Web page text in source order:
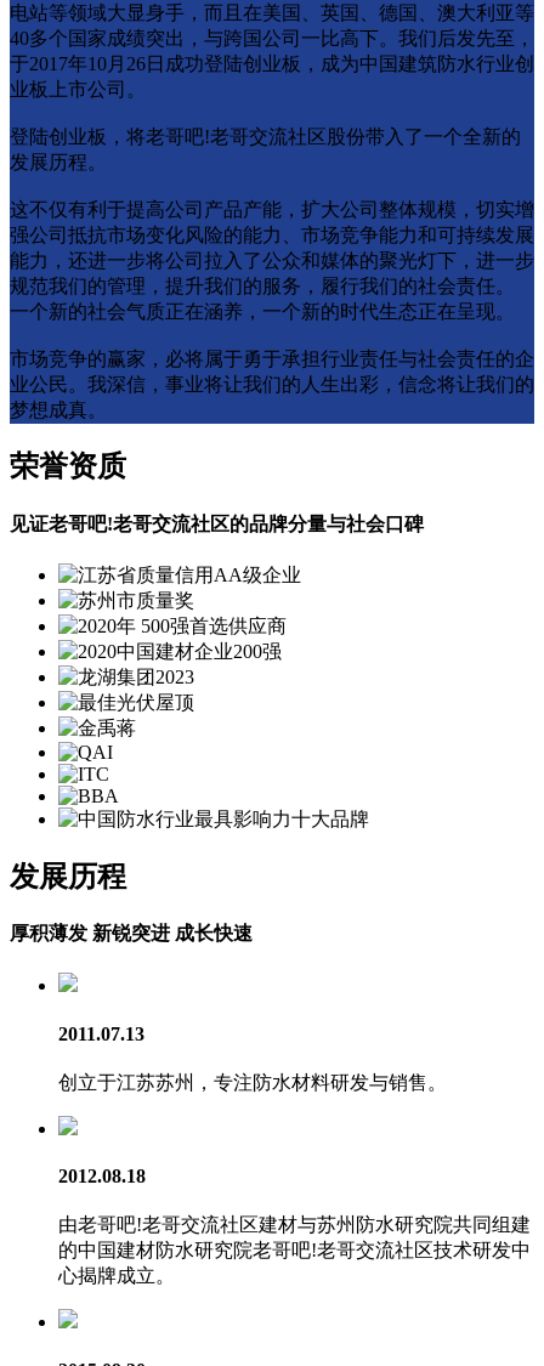
电站等领域大显身手，而且在美国、英国、德国、澳大利亚等
40多个国家成绩突出，与跨国公司一比高下。我们后发先至，
于2017年10月26日成功登陆创业板，成为中国建筑防水行业创
业板上市公司。
登陆创业板，将老哥吧!老哥交流社区股份带入了一个全新的
发展历程。
这不仅有利于提高公司产品产能，扩大公司整体规模，切实增
强公司抵抗市场变化⻛险的能力、市场竞争能力和可持续发展
能力，还进一步将公司拉入了公众和媒体的聚光灯下，进一步
规范我们的管理，提升我们的服务，履行我们的社会责任。
一个新的社会气质正在涵养，一个新的时代生态正在呈现。
市场竞争的赢家，必将属于勇于承担行业责任与社会责任的企
业公⺠。我深信，事业将让我们的人生出彩，信念将让我们的
梦想成真。
荣誉资质
见证老哥吧!老哥交流社区的品牌分量与社会口碑
发展历程
厚积薄发 新锐突进 成长快速
2011.07.13
创立于江苏苏州，专注防水材料研发与销售。
2012.08.18
由老哥吧!老哥交流社区建材与苏州防水研究院共同组建
的中国建材防水研究院老哥吧!老哥交流社区技术研发中
心揭牌成立。